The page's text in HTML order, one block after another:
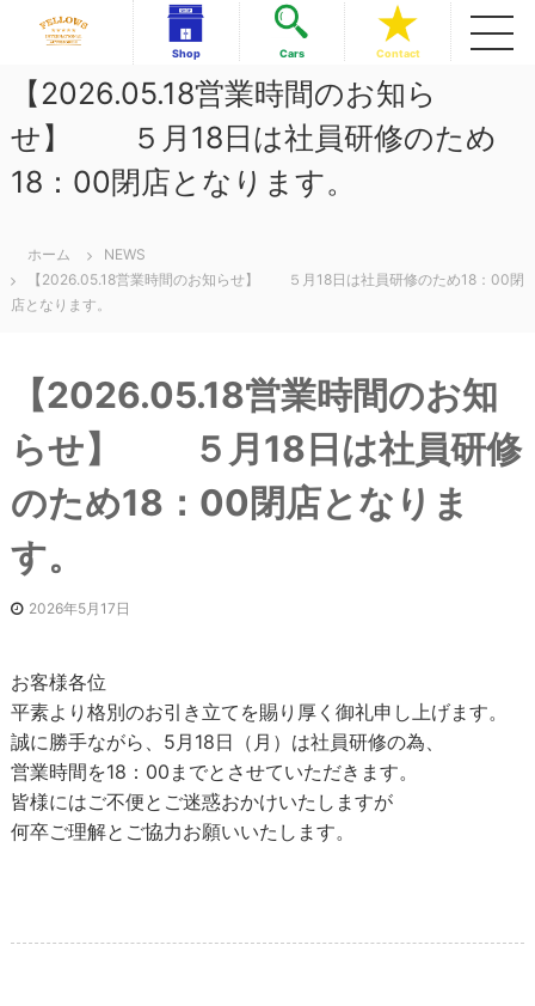
へ
フ
ロ
ー
イ
タ
ー
ナ
店
フ
ェ
ロ
ー
ズ
イ
ン
タ
シ
ョ
店
Shop Cars Contact
【2026.05.18営業時間のお知ら
せ】 ５月18日は社員研修のため
18：00閉店となります。
ホーム
NEWS
【2026.05.18営業時間のお知らせ】 ５月18日は社員研修のため18：00閉
店となります。
【2026.05.18営業時間のお知
らせ】 ５月18日は社員研修
のため18：00閉店となりま
す。
2026年5月17日
お客様各位
平素より格別のお引き立てを賜り厚く御礼申し上げます。
誠に勝手ながら、5月18日（月）は社員研修の為、
営業時間を18：00までとさせていただきます。
皆様にはご不便とご迷惑おかけいたしますが
何卒ご理解とご協力お願いいたします。